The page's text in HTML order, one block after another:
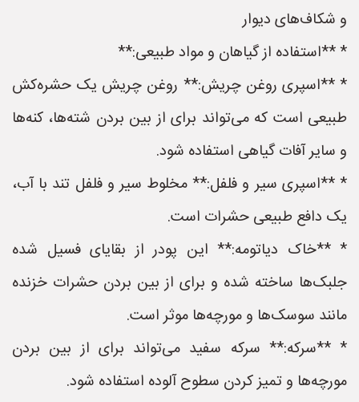
و شکاف‌های دیوار
* **استفاده از گیاهان و مواد طبیعی:**
* **اسپری روغن چریش:** روغن چریش یک حشره‌کش
طبیعی است که می‌تواند برای از بین بردن شته‌ها، کنه‌ها
و سایر آفات گیاهی استفاده شود.
* **اسپری سیر و فلفل:** مخلوط سیر و فلفل تند با آب،
یک دافع طبیعی حشرات است.
* **خاک دیاتومه:** این پودر از بقایای فسیل شده
جلبک‌ها ساخته شده و برای از بین بردن حشرات خزنده
مانند سوسک‌ها و مورچه‌ها موثر است.
* **سرکه:** سرکه سفید می‌تواند برای از بین بردن
مورچه‌ها و تمیز کردن سطوح آلوده استفاده شود.